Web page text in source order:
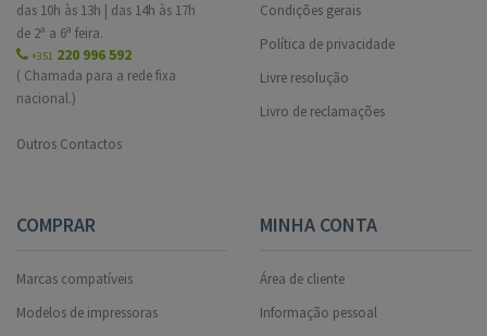
das 10h às 13h | das 14h às 17h
de 2ª a 6ª feira.
+351 220 996 592
( Chamada para a rede fixa
nacional.)
Outros Contactos
Condições gerais
Política de privacidade
Livre resolução
Livro de reclamações
COMPRAR
Marcas compatíveis
Modelos de impressoras
MINHA CONTA
Área de cliente
Informação pessoal